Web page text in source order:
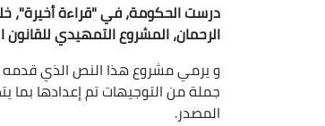
درست الحكومة، في "قراءة أخيرة"،
الرحمان، المشروع التمهيدي للقانون
و يرمي مشروع هذا النص الذي قدمه
جملة من التوجيهات تم إعدادها بما
المصدر.